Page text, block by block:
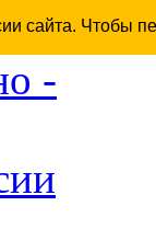
сайта. Чтобы
-